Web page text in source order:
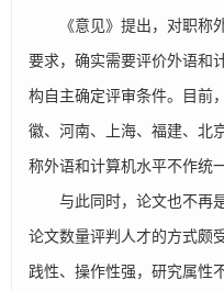
《意见》提出，对职称外
要求，确实需要评价外语和
构自主确定评审条件。目前
徽、河南、上海、福建、北
称外语和计算机水平不作统
与此同时，论文也不再是
论文数量评判人才的方式颇
践性、操作性强，研究属性